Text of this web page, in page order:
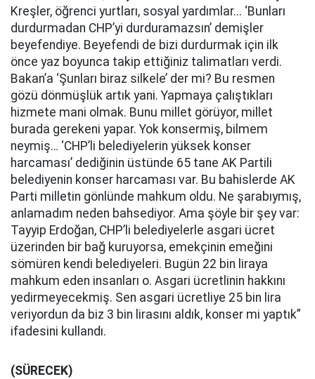
Kreşler, öğrenci yurtları, sosyal yardımlar... ‘Bunları
durdurmadan CHP’yi durduramazsın’ demişler
beyefendiye. Beyefendi de bizi durdurmak için ilk
önce yaz boyunca takip ettiğiniz talimatları verdi.
Bakan’a ‘Şunları biraz silkele’ der mi? Bu resmen
gözü dönmüşlük artık yani. Yapmaya çalıştıkları
hizmete mani olmak. Bunu millet görüyor, millet
burada gerekeni yapar. Yok konsermiş, bilmem
neymiş… ‘CHP’li belediyelerin yüksek konser
harcaması’ dediğinin üstünde 65 tane AK Partili
belediyenin konser harcaması var. Bu bahislerde AK
Parti milletin gönlünde mahkum oldu. Ne şarabıymış,
anlamadım neden bahsediyor. Ama şöyle bir şey var:
Tayyip Erdoğan, CHP’li belediyelerle asgari ücret
üzerinden bir bağ kuruyorsa, emekçinin emeğini
sömüren kendi belediyeleri. Bugün 22 bin liraya
mahkum eden insanları o. Asgari ücretlinin hakkını
yedirmeyecekmiş. Sen asgari ücretliye 25 bin lira
veriyordun da biz 3 bin lirasını aldık, konser mi yaptık”
ifadesini kullandı.
(SÜRECEK)